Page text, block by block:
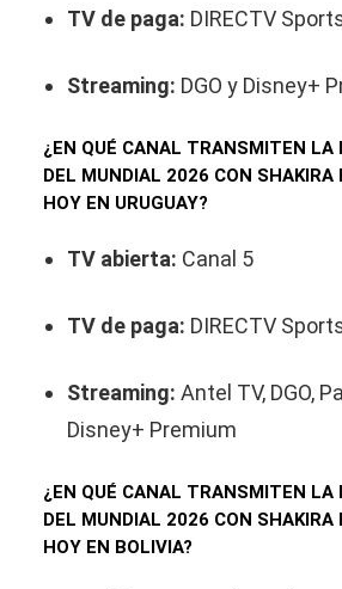
TV de paga: DIRECTV
Streaming: DGO y Disney+
¿EN QUÉ CANAL TRANSMITEN LA
DEL MUNDIAL 2026 CON SHAKIRA
HOY EN URUGUAY?
TV abierta: Canal 5
TV de paga: DIRECTV
Streaming: Antel TV, DGO,
Disney+ Premium
¿EN QUÉ CANAL TRANSMITEN LA
DEL MUNDIAL 2026 CON SHAKIRA
HOY EN BOLIVIA?